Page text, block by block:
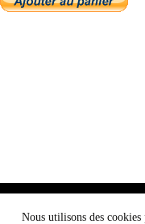
Nous utilisons des
expérience sur notre